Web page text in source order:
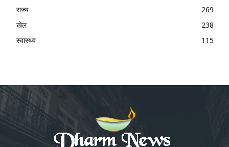
राज्य
269
खेल
238
स्वास्थ्य
115